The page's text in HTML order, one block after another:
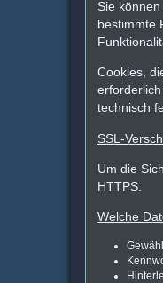
Sie
bestimmte
Cookies,
technisch
SSL-
Um die
HTTPS.
Welche